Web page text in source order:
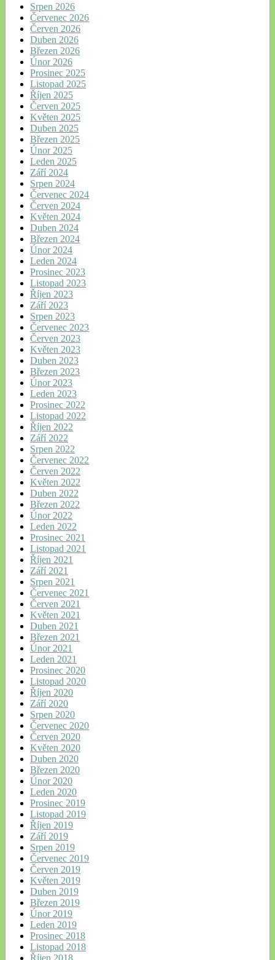
Srpen 2026
Červenec 2026
Červen 2026
Duben 2026
Březen 2026
Únor 2026
Prosinec 2025
Listopad 2025
Říjen 2025
Červen 2025
Květen 2025
Duben 2025
Březen 2025
Únor 2025
Leden 2025
Září 2024
Srpen 2024
Červenec 2024
Červen 2024
Květen 2024
Duben 2024
Březen 2024
Únor 2024
Leden 2024
Prosinec 2023
Listopad 2023
Říjen 2023
Září 2023
Srpen 2023
Červenec 2023
Červen 2023
Květen 2023
Duben 2023
Březen 2023
Únor 2023
Leden 2023
Prosinec 2022
Listopad 2022
Říjen 2022
Září 2022
Srpen 2022
Červenec 2022
Červen 2022
Květen 2022
Duben 2022
Březen 2022
Únor 2022
Leden 2022
Prosinec 2021
Listopad 2021
Říjen 2021
Září 2021
Srpen 2021
Červenec 2021
Červen 2021
Květen 2021
Duben 2021
Březen 2021
Únor 2021
Leden 2021
Prosinec 2020
Listopad 2020
Říjen 2020
Září 2020
Srpen 2020
Červenec 2020
Červen 2020
Květen 2020
Duben 2020
Březen 2020
Únor 2020
Leden 2020
Prosinec 2019
Listopad 2019
Říjen 2019
Září 2019
Srpen 2019
Červenec 2019
Červen 2019
Květen 2019
Duben 2019
Březen 2019
Únor 2019
Leden 2019
Prosinec 2018
Listopad 2018
Říjen 2018